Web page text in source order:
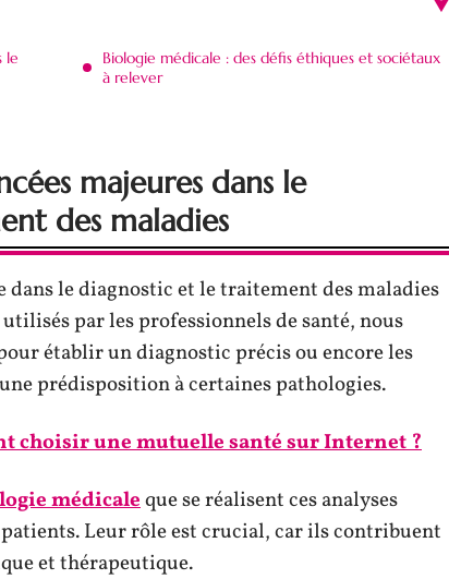
le
Biologie médicale : des défis éthiques et sociétaux
à relever
majeures dans le
des maladies
dans le diagnostic et le traitement des maladies
par les professionnels de santé, nous
établir un diagnostic précis ou encore les
prédisposition à certaines pathologies.
choisir une mutuelle santé sur Internet ?
médicaleque se réalisent ces analyses
Leur rôle est crucial, car ils contribuent
et thérapeutique.